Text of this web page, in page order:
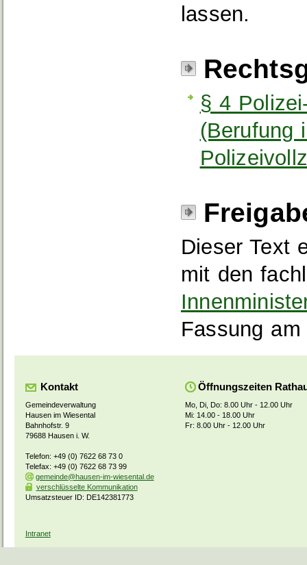
lassen.
§ 4
(Berufung
Dieser Text
mit den
Fassung
Kontakt
Gemeindeverwaltung
Hausen im Wiesental
Bahnhofstr. 9
79688 Hausen i. W.
Telefon: +49 (0) 7622 68 73 0
Telefax: +49 (0) 7622 68 73 99
gemeinde@hausen-im-wiesental.de
verschlüsselte Kommunikation
Umsatzsteuer ID: DE142381773
Öffnungszeiten
Mo, Di, Do: 8.00 Uhr - 12.00 Uhr
Mi: 14.00 - 18.00 Uhr
Fr: 8.00 Uhr - 12.00 Uhr
Intranet